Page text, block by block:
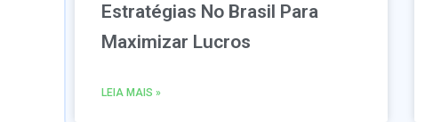
Estratégias No Brasil Para
Maximizar Lucros
LEIA MAIS »